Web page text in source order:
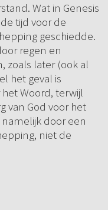
Wat in Genesis
tijd voor de
geschiedde.
regen en
zoals later (ook al
het geval is
Woord, terwijl
van God voor het
door een
niet de